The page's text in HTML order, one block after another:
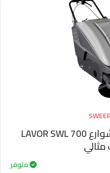
ماكينة كنس الممرات والشوارع LAVOR SWL 700
متوفر